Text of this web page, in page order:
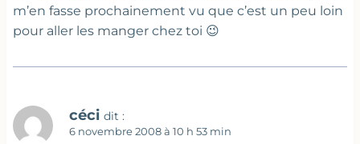
m’en fasse prochainement vu que c’est un peu loin
pour aller les manger chez toi 😉
céci dit :
6 novembre 2008 à 10 h 53 min